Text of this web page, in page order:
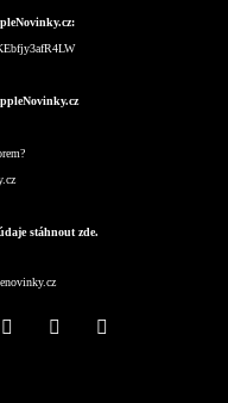
stáhnout zde.